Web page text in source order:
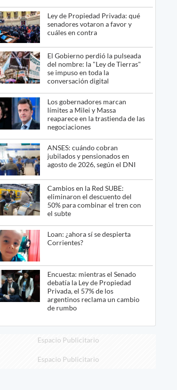
Ley de Propiedad Privada: qué
senadores votaron a favor y
cuáles en contra
El Gobierno perdió la pulseada
del nombre: la "Ley de Tierras"
se impuso en toda la
conversación digital
Los gobernadores marcan
límites a Milei y Massa
reaparece en la trastienda de las
negociaciones
ANSES: cuándo cobran
jubilados y pensionados en
agosto de 2026, según el DNI
Cambios en la Red SUBE:
eliminaron el descuento del
50% para combinar el tren con
el subte
Loan: ¿ahora sí se despierta
Corrientes?
Encuesta: mientras el Senado
debatía la Ley de Propiedad
Privada, el 57% de los
argentinos reclama un cambio
de rumbo
Espacio Publicitario
Espacio Publicitario